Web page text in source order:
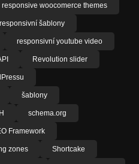
responsive woocomerce themes
responsivní šablony
responsivní youtube video
Revolution slider
šablony
schema.org
Framework
zones Shortcake